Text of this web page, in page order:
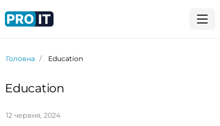
Головна Education
Education
12 червня, 2024